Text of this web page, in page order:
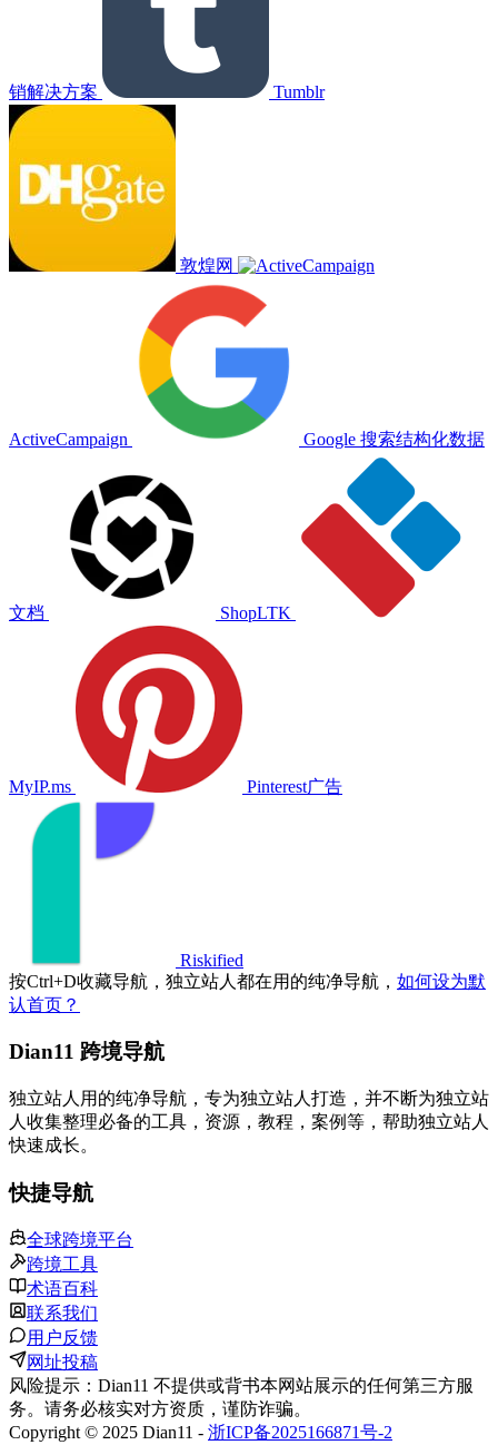
销解决方案 Tumblr
敦煌网
ActiveCampaign Google 搜索结构化数据
文档 ShopLTK
MyIP.ms Pinterest广告
Riskified
按Ctrl+D收藏导航，独立站人都在用的纯净导航， 如何设为默
认首页？
Dian11 跨境导航
独立站人用的纯净导航，专为独立站人打造，并不断为独立站
人收集整理必备的工具，资源，教程，案例等，帮助独立站人
快速成长。
快捷导航
全球跨境平台
跨境工具
术语百科
联系我们
用户反馈
网址投稿
风险提示：Dian11 不提供或背书本网站展示的任何第三方服
务。请务必核实对方资质，谨防诈骗。
Copyright © 2025 Dian11 - 浙ICP备2025166871号-2